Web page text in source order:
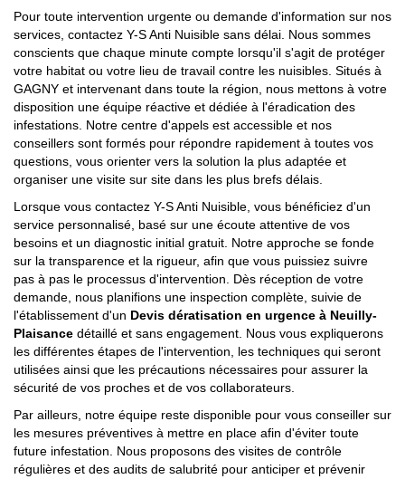
Pour toute intervention urgente ou demande d'information sur nos
services, contactez Y-S Anti Nuisible sans délai. Nous sommes
conscients que chaque minute compte lorsqu'il s'agit de protéger
votre habitat ou votre lieu de travail contre les nuisibles. Situés à
GAGNY et intervenant dans toute la région, nous mettons à votre
disposition une équipe réactive et dédiée à l'éradication des
infestations. Notre centre d'appels est accessible et nos
conseillers sont formés pour répondre rapidement à toutes vos
questions, vous orienter vers la solution la plus adaptée et
organiser une visite sur site dans les plus brefs délais.
Lorsque vous contactez Y-S Anti Nuisible, vous bénéficiez d'un
service personnalisé, basé sur une écoute attentive de vos
besoins et un diagnostic initial gratuit. Notre approche se fonde
sur la transparence et la rigueur, afin que vous puissiez suivre
pas à pas le processus d'intervention. Dès réception de votre
demande, nous planifions une inspection complète, suivie de
l'établissement d'un Devis dératisation en urgence à Neuilly-
Plaisance détaillé et sans engagement. Nous vous expliquerons
les différentes étapes de l'intervention, les techniques qui seront
utilisées ainsi que les précautions nécessaires pour assurer la
sécurité de vos proches et de vos collaborateurs.
Par ailleurs, notre équipe reste disponible pour vous conseiller sur
les mesures préventives à mettre en place afin d'éviter toute
future infestation. Nous proposons des visites de contrôle
régulières et des audits de salubrité pour anticiper et prévenir